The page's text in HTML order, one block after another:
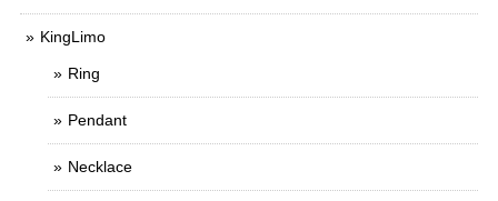
KingLimo
Ring
Pendant
Necklace